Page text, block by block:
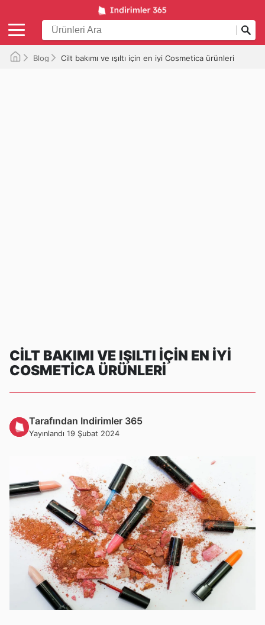
Blog Cilt bakımı ve ışıltı için en iyi Cosmetica ürünleri
CILT BAKIMI VE IŞILTI IÇIN EN IYI
COSMETICA ÜRÜNLERI
Tarafından Indirimler 365
Yayınlandı 19 Şubat 2024